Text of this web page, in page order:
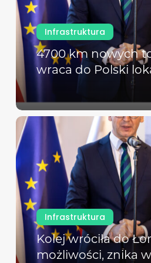
Infrastruktura
4700 km nowych
wraca do Polski
Infrastruktura
Kolej wróciła do
możliwości, znika